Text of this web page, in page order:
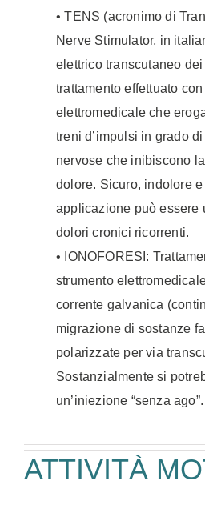
• TENS (acronimo di
Nerve Stimulator, in
elettrico transcutaneo dei
trattamento effettuato
elettromedicale che
treni d’impulsi in grado
nervose che inibiscono
dolore. Sicuro, indolore
applicazione può essere
dolori cronici ricorrenti.
• IONOFORESI:
strumento
corrente galvanica
migrazione di sostanze
polarizzate per via
Sostanzialmente si
un’iniezione “senza ago”.
ATTIVITÀ